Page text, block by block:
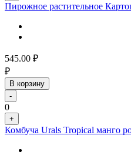
Пирожное растительное
545.00 ₽
₽
В корзину
-
0
+
Комбуча Urals Tropical манго